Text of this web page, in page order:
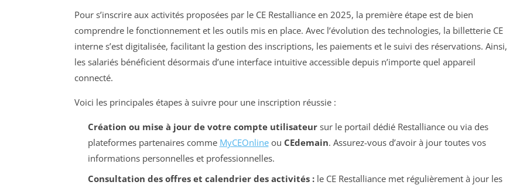
Pour s’inscrire aux activités proposées par le CE Restalliance en 2025, la première étape est de bien
comprendre le fonctionnement et les outils mis en place. Avec l’évolution des technologies, la billetterie CE
interne s’est digitalisée, facilitant la gestion des inscriptions, les paiements et le suivi des réservations. Ainsi,
les salariés bénéficient désormais d’une interface intuitive accessible depuis n’importe quel appareil
connecté.
Voici les principales étapes à suivre pour une inscription réussie :
Création ou mise à jour de votre compte utilisateursur le portail dédié Restalliance ou via des
plateformes partenaires comme MyCEOnlineou CEdemain. Assurez-vous d’avoir à jour toutes vos
informations personnelles et professionnelles.
Consultation des offres et calendrier des activités :le CE Restalliance met régulièrement à jour les